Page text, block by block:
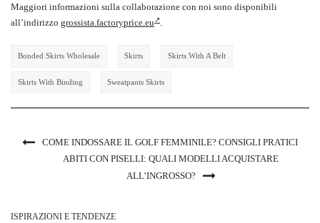
Maggiori informazioni sulla collaborazione con noi sono disponibili
all’indirizzo grossista.factoryprice.eu
Bonded Skirts Wholesale Skirts Skirts With A Belt
Skirts With Binding Sweatpants Skirts
COME INDOSSARE IL GOLF FEMMINILE? CONSIGLI PRATICI
ABITI CON PISELLI: QUALI MODELLI ACQUISTARE
ALL’INGROSSO?
ISPIRAZIONI E TENDENZE